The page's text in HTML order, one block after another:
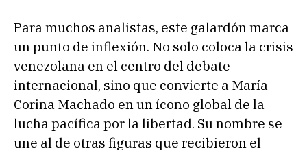
Para muchos analistas, este galardón marca
un punto de inflexión. No solo coloca la crisis
venezolana en el centro del debate
internacional, sino que convierte a María
Corina Machado en un ícono global de la
lucha pacífica por la libertad. Su nombre se
une al de otras figuras que recibieron el